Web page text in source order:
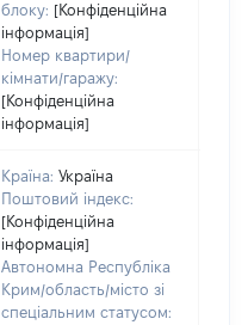
блоку: [Конфіденційна
інформація]
Номер квартири/
кімнати/гаражу:
[Конфіденційна
інформація]
Країна: Україна
Поштовий індекс:
[Конфіденційна
інформація]
Автономна Республіка
Крим/область/місто зі
спеціальним статусом: